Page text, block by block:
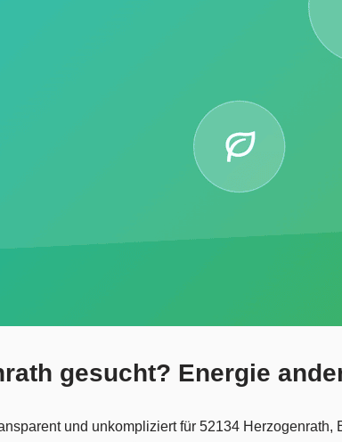
gesucht? Energie
und unkompliziert für 52134 Herzogenrath,